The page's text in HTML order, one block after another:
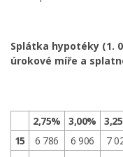
Splátka hypotéky (1.
úrokové míře a
2,75% 3,00%
15
6 786 6 906 7